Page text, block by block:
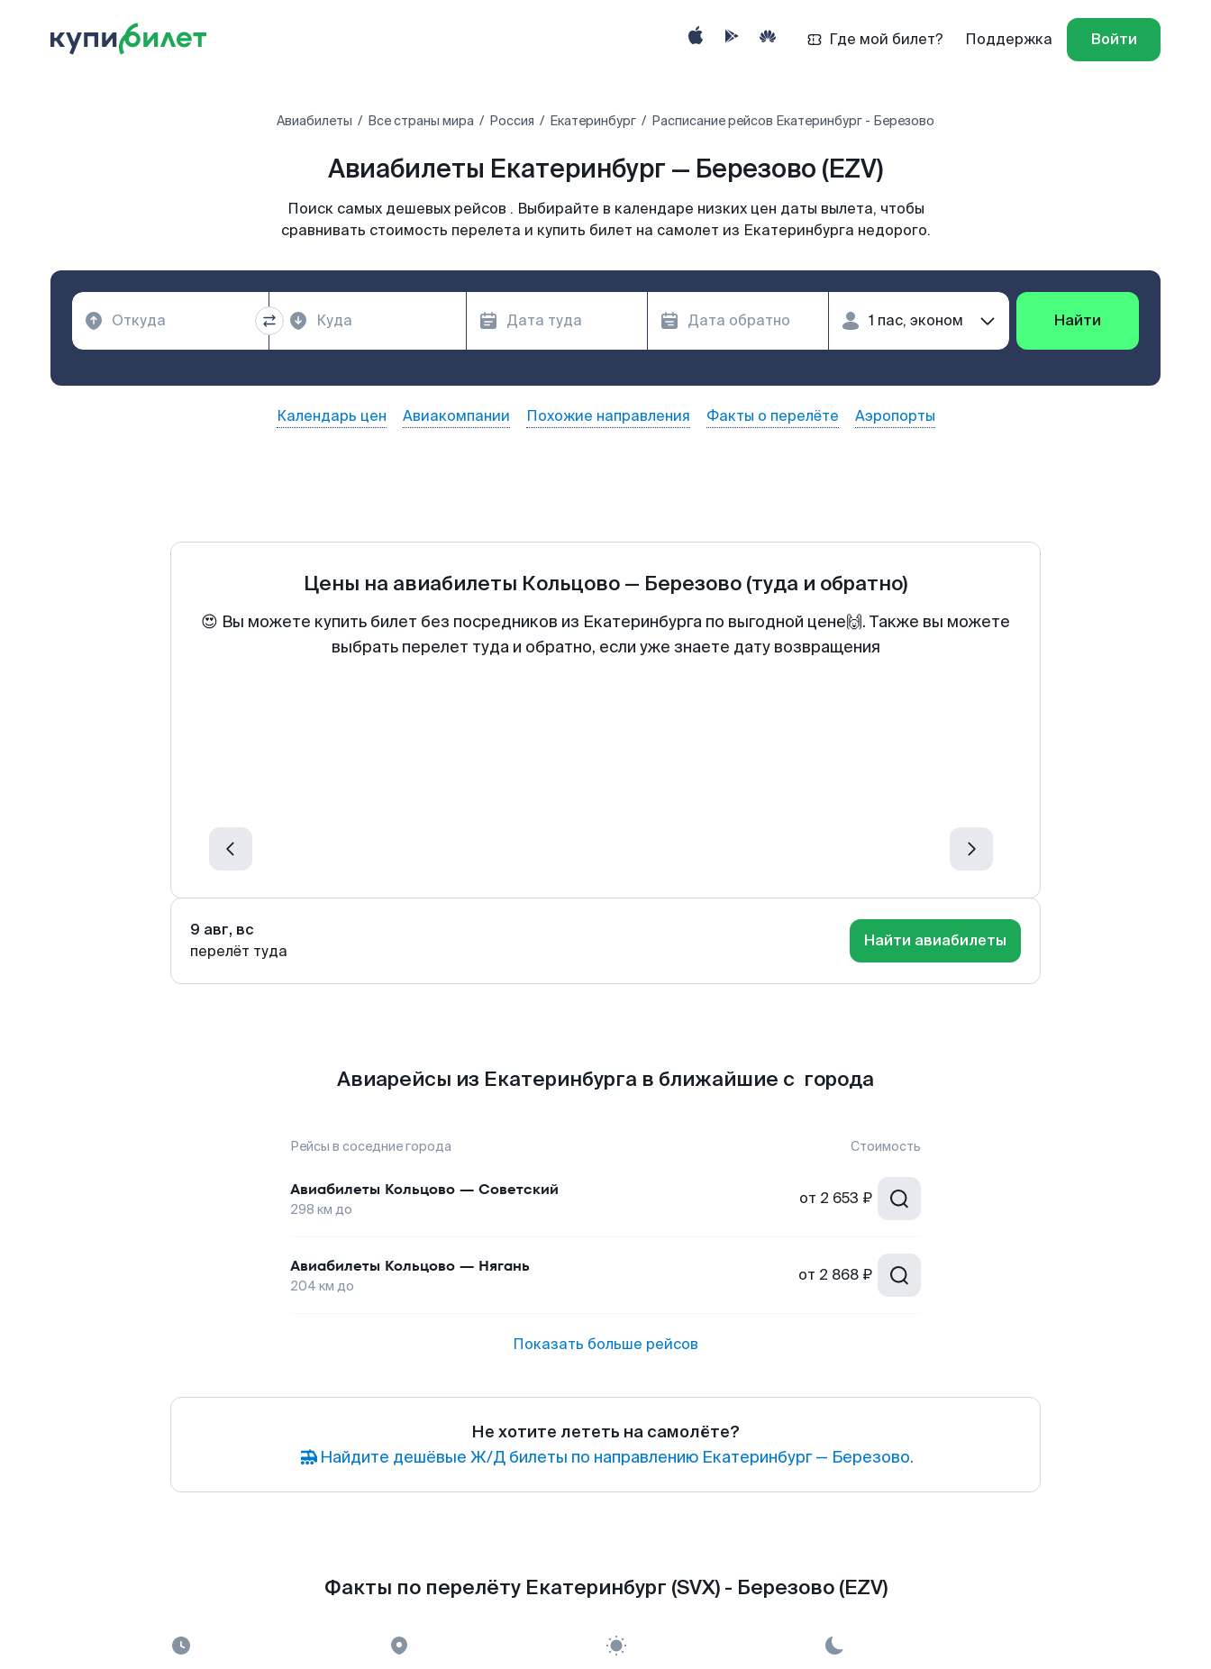
Где мой билет? Поддержка Войти
Авиабилеты Все страны мира Россия Екатеринбург Расписание рейсов Екатеринбург - Березово
Авиабилеты Екатеринбург — Березово (EZV)
Поиск самых дешевых рейсов . Выбирайте в календаре низких цен даты вылета, чтобы
сравнивать стоимость перелета и купить билет на самолет из Екатеринбурга недорого.
Найти
Календарь цен Авиакомпании Похожие направления Факты о перелёте Аэропорты
Цены на авиабилеты Кольцово — Березово (туда и обратно)
😍 Вы можете купить билет без посредников из Екатеринбурга по выгодной цене🙌. Также вы можете
выбрать перелет туда и обратно, если уже знаете дату возвращения
9 авг, вс
перелёт туда
Найти авиабилеты
Авиарейсы из Екатеринбурга в ближайшие с города
Рейсы в соседние города Стоимость
Авиабилеты Кольцово — Советский
298 км до
от 2 653 ₽
Авиабилеты Кольцово — Нягань
204 км до
от 2 868 ₽
Показать больше рейсов
Не хотите лететь на самолёте?
Найдите дешёвые Ж/Д билеты по направлению Екатеринбург — Березово.
Факты по перелёту Екатеринбург (SVX) - Березово (EZV)